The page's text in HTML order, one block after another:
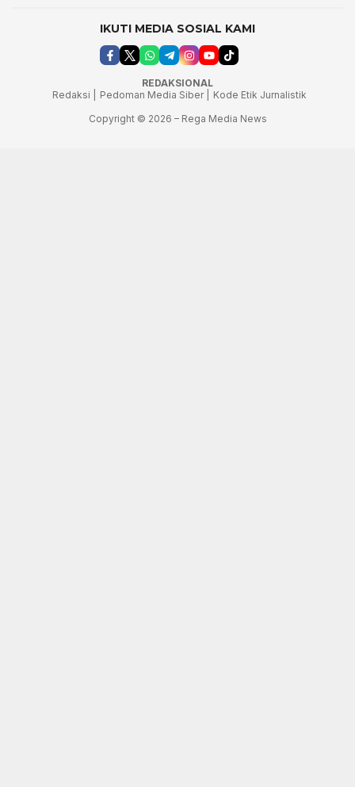
IKUTI MEDIA SOSIAL KAMI
REDAKSIONAL
Redaksi |
Pedoman Media Siber |
Kode Etik Jurnalistik
Copyright © 2026 – Rega Media News